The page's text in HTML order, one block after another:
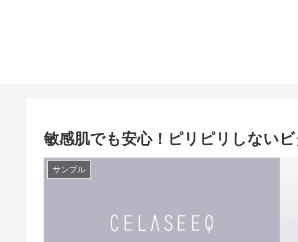
敏感肌でも安心！ピリピリしない
サンプル